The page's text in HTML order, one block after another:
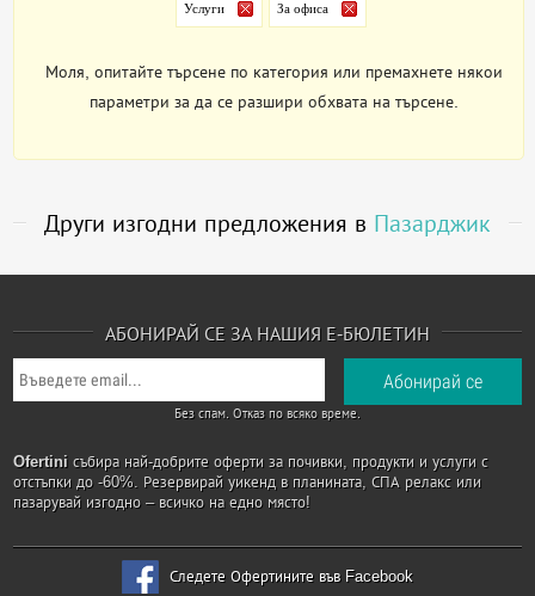
Услуги За офиса
Моля, опитайте търсене по категория или премахнете някои
параметри за да се разшири обхвата на търсене.
Други изгодни предложения в Пазарджик
АБОНИРАЙ СЕ ЗА НАШИЯ Е-БЮЛЕТИН
Без спам. Отказ по всяко време.
Ofertini събира най-добрите оферти за почивки, продукти и услуги с
отстъпки до -60%. Резервирай уикенд в планината, СПА релакс или
пазарувай изгодно – всичко на едно място!
Следете Офертините във Facebook